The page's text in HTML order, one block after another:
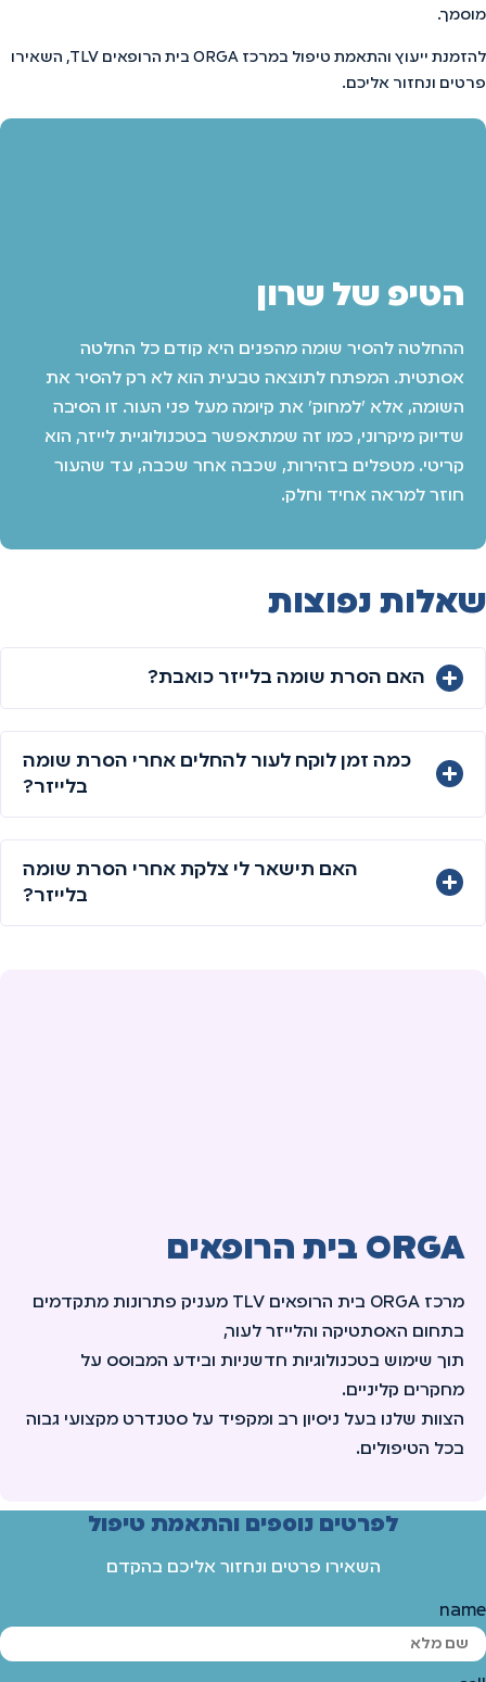
מוסמך.
להזמנת ייעוץ והתאמת טיפול במרכז ORGA בית הרופאים TLV, השאירו
פרטים ונחזור אליכם.
הטיפ של שרון
ההחלטה להסיר שומה מהפנים היא קודם כל החלטה
אסתטית. המפתח לתוצאה טבעית הוא לא רק להסיר את
השומה, אלא 'למחוק' את קיומה מעל פני העור. זו הסיבה
שדיוק מיקרוני, כמו זה שמתאפשר בטכנולוגיית לייזר, הוא
קריטי. מטפלים בזהירות, שכבה אחר שכבה, עד שהעור
חוזר למראה אחיד וחלק.
שאלות נפוצות
האם הסרת שומה בלייזר כואבת?
כמה זמן לוקח לעור להחלים אחרי הסרת שומה
בלייזר?
האם תישאר לי צלקת אחרי הסרת שומה
בלייזר?
ORGA בית הרופאים
מרכז ORGA בית הרופאים TLV מעניק פתרונות מתקדמים
בתחום האסתטיקה והלייזר לעור,
תוך שימוש בטכנולוגיות חדשניות ובידע המבוסס על
מחקרים קליניים.
הצוות שלנו בעל ניסיון רב ומקפיד על סטנדרט מקצועי גבוה
בכל הטיפולים.
לפרטים נוספים והתאמת טיפול
השאירו פרטים ונחזור אליכם בהקדם
name